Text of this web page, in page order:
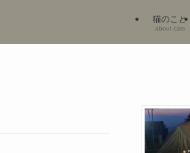
猫のこと
about cats